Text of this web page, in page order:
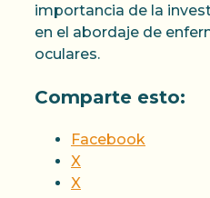
importancia de la
en el abordaje de
oculares.
Comparte esto:
Facebook
X
X